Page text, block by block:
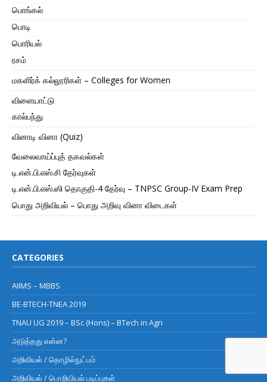
பொங்கல்
பொடி
பொரியல்
ரசம்
மகளிர்க் கல்லூரிகள் – Colleges for Women
விளையாட்டு
கால்பந்து
வினாடி வினா (Quiz)
வேலைவாய்ப்புத் தகவல்கள்
டி.என்.பி.எஸ்.சி தேர்வுகள்
டி.என்.பி.எஸ்.ஸி தொகுதி-4 தேர்வு – TNPSC Group-IV Exam Prep
பொது அறிவியல் – பொது அறிவு வினா விடைகள்
CATEGORIES
AIIMS – MBBS
BE-BTECH-TNEA 2019
TNAU UG 2019 – BSc (Hons) – BTech in Agri
அடுத்தது என்ன?
அறிவியல் / தொழில்நுட்பம்
அறிவியல் / பொறியியல் படிப்புகள்